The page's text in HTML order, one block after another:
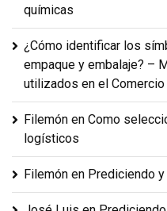
químicas
¿Cómo identificar los
empaque y embalaje? –
utilizados en el Comercio
Filemón en Como
logísticos
Filemón en Prediciendo